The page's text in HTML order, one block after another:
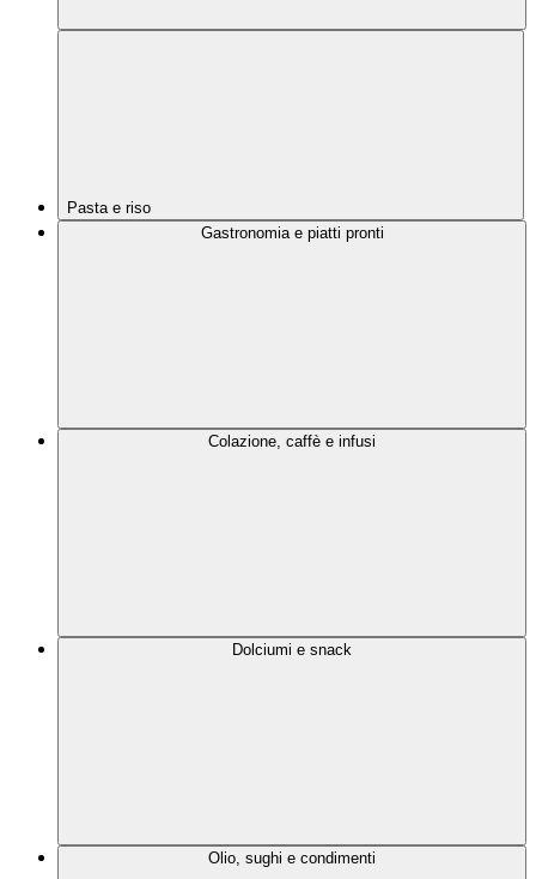
Pasta e riso
Gastronomia e piatti pronti
Colazione, caffè e infusi
Dolciumi e snack
Olio, sughi e condimenti